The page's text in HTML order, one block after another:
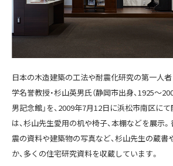
日本の木造建築の工法や耐震化研究の第一人
学名誉教授・杉山英男氏（静岡市出身、1925〜
男記念館」を、2009年7月12日に浜松市南区に
は、杉山先生愛用の机や椅子、本棚などを展示
震の資料や建築物の写真など、杉山先生の蔵書
か、多くの住宅研究資料を収蔵しています。